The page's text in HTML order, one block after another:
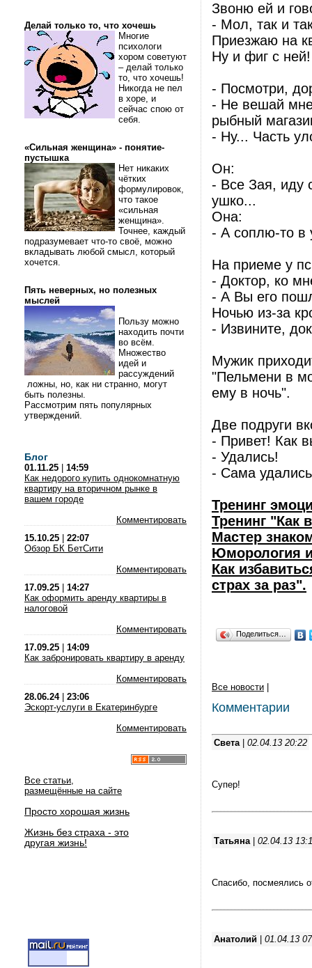
Делай только то, что хочешь
Многие
психологи
хором советуют
– делай только
то, что хочешь!
Никогда не пел
в хоре, и
сейчас спою от
себя.
«Сильная женщина» - понятие-
пустышка
Нет никаких
чётких
формулировок,
что такое
«сильная
женщина».
Точнее, каждый
подразумевает что-то своё, можно
вкладывать любой смысл, который
хочется.
Пять неверных, но полезных
мыслей
Пользу можно
находить почти
во всём.
Множество
идей и
рассуждений
ложны, но, как ни странно, могут
быть полезны.
Рассмотрим пять популярных
утверждений.
Блог
01.11.25
14:59
Как недорого купить однокомнатную
квартиру на вторичном рынке в
вашем городе
Комментировать
15.10.25
22:07
Обзор БК БетСити
Комментировать
17.09.25
14:27
Как оформить аренду квартиры в
налоговой
Комментировать
17.09.25
14:09
Как забронировать квартиру в аренду
Комментировать
28.06.24| 23:06
Эскорт-услуги в Екатеринбурге
Комментировать
Все статьи,
размещённые на сайте
Просто хорошая жизнь
Жизнь без страха - это
другая жизнь!
Звоню ей и
- Мол, так и
Приезжаю на
Ну и фиг с
- Посмотри,
- Не вешай
рыбный
- Ну... Часть
Он:
- Все Зая, иду
ушко...
Она:
- А соплю-то в
На приеме у
- Доктор, ко
- А Вы его
Ночью из-за
- Извините,
Мужик
"Пельмени в
ему в ночь".
Две подруги
- Привет! Как
- Удались!
- Сама
Тренинг
Тренинг "Как
Мастер
Юморология
Как
страх за раз".
Поделиться…
Все новости
Комментарии
Света 02.04.13 20:22
Супер!
Татьяна 02.04.13
Спасибо, посмеялись
Анатолий 01.04.13